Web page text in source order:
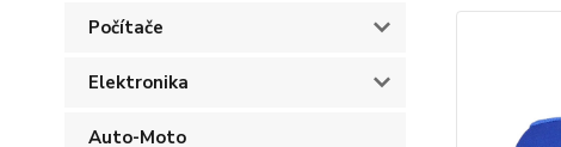
Počítače
Elektronika
Auto-Moto